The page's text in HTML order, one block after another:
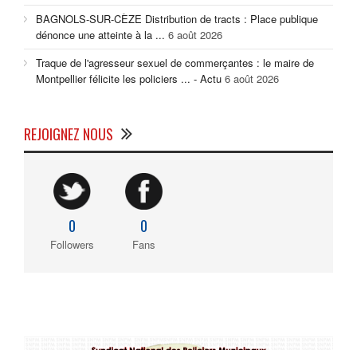
BAGNOLS-SUR-CÈZE Distribution de tracts : Place publique
dénonce une atteinte à la ... 6 août 2026
Traque de l'agresseur sexuel de commerçantes : le maire de
Montpellier félicite les policiers ... - Actu 6 août 2026
REJOIGNEZ NOUS
0
Followers
0
Fans